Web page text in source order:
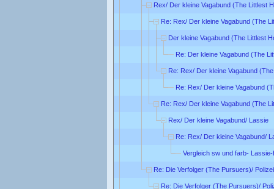
Rex/ Der kleine Vagabund (The Littlest
Re: Rex/ Der kleine Vagabund (The
Der kleine Vagabund (The Littlest
Re: Der kleine Vagabund (The
Re: Rex/ Der kleine Vagabund
Re: Rex/ Der kleine Vagabund
Re: Rex/ Der kleine Vagabund (The
Rex/ Der kleine Vagabund/ Lassie
Re: Rex/ Der kleine Vagabund/
Vergleich sw und farb- Lassie-
Re: Die Verfolger (The Pursuers)/
Re: Die Verfolger (The Pursuers)/